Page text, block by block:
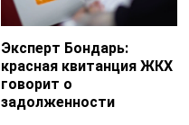
Эксперт Бондарь:
красная квитанция ЖКХ
говорит о
задолженности